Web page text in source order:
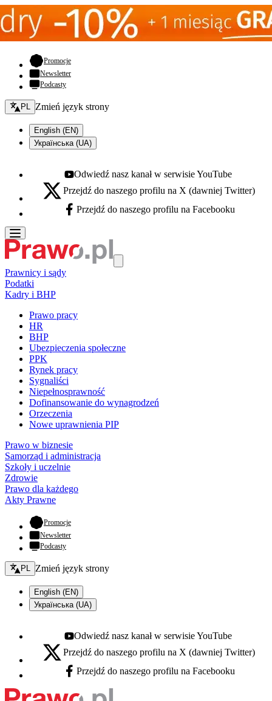
Promocje- otwiera się w nowej karcie
Newsletter
Podcasty
Zmień język - bieżący:
PL Zmień język strony
English (EN)
Українська (UA)
Youtube - otwiera się w nowej karcie
Odwiedź nasz kanał w serwisie YouTube
X - otwiera się w nowej karcie
Przejdź do naszego profilu na X (dawniej Twitter)
Facebook - otwiera się w nowej karcie
Przejdź do naszego profilu na Facebooku
Prawnicy i sądy
Podatki
Kadry i BHP
Prawo pracy
HR
BHP
Ubezpieczenia społeczne
PPK
Rynek pracy
Sygnaliści
Niepełnosprawność
Dofinansowanie do wynagrodzeń
Orzeczenia
Nowe uprawnienia PIP
Prawo w biznesie
Samorząd i administracja
Szkoły i uczelnie
Zdrowie
Prawo dla każdego
Akty Prawne
Promocje- otwiera się w nowej karcie
Newsletter
Podcasty
Zmień język - bieżący:
PL Zmień język strony
English (EN)
Українська (UA)
Youtube - otwiera się w nowej karcie
Odwiedź nasz kanał w serwisie YouTube
X - otwiera się w nowej karcie
Przejdź do naszego profilu na X (dawniej Twitter)
Facebook - otwiera się w nowej karcie
Przejdź do naszego profilu na Facebooku